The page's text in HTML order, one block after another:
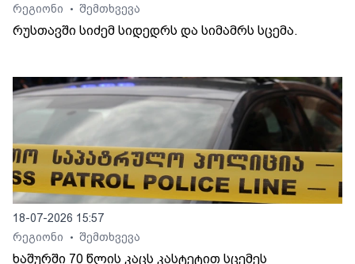
რეგიონი
• შემთხვევა
რუსთავში სიძემ სიდედრს და სიმამრს სცემა.
18-07-2026 15:57
რეგიონი
• შემთხვევა
ხაშურში 70 წლის კაცს კასტეტით სცემეს